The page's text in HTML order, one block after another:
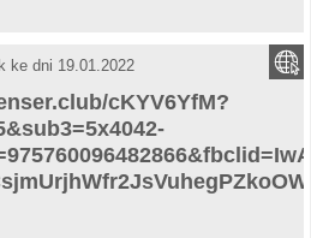
ke dni 19.01.2022
cKYV6YfM?